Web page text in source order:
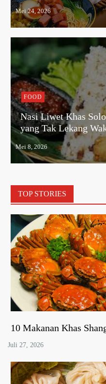
FOOD
Nasi Liwet Khas
yang Tak Lekang
TOP STORIES
10 Makanan Khas